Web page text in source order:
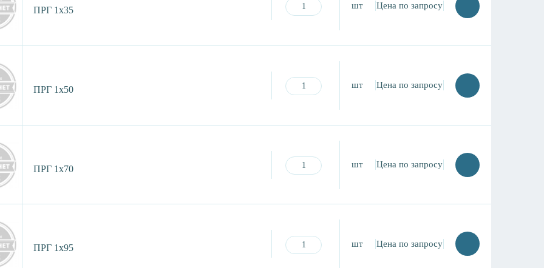
ПРГ 1х35 шт Цена по запросу
ПРГ 1х50 шт Цена по запросу
ПРГ 1х70 шт Цена по запросу
ПРГ 1х95 шт Цена по запросу